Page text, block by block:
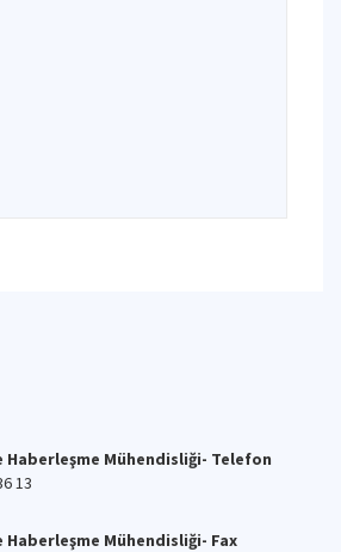
Haberleşme Mühendisliği- Telefon
13
Mühendisliği- Fax